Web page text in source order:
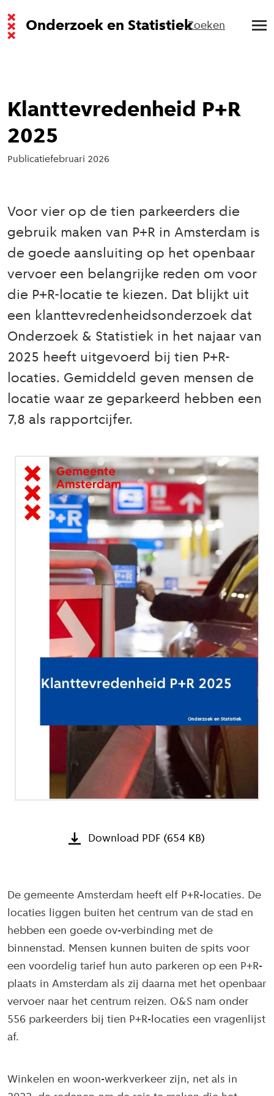
Onderzoek en StatistiekZoeken
Klanttevredenheid P+R
2025
Publicatiefebruari 2026
Voor vier op de tien parkeerders die
gebruik maken van P+R in Amsterdam is
de goede aansluiting op het openbaar
vervoer een belangrijke reden om voor
die P+R-locatie te kiezen. Dat blijkt uit
een klanttevredenheidsonderzoek dat
Onderzoek & Statistiek in het najaar van
2025 heeft uitgevoerd bij tien P+R-
locaties. Gemiddeld geven mensen de
locatie waar ze geparkeerd hebben een
7,8 als rapportcijfer.
Download PDF (654 KB)
De gemeente Amsterdam heeft elf P+R-locaties. De
locaties liggen buiten het centrum van de stad en
hebben een goede ov-verbinding met de
binnenstad. Mensen kunnen buiten de spits voor
een voordelig tarief hun auto parkeren op een P+R-
plaats in Amsterdam als zij daarna met het openbaar
vervoer naar het centrum reizen. O&S nam onder
556 parkeerders bij tien P+R-locaties een vragenlijst
af.
Winkelen en woon-werkverkeer zijn, net als in